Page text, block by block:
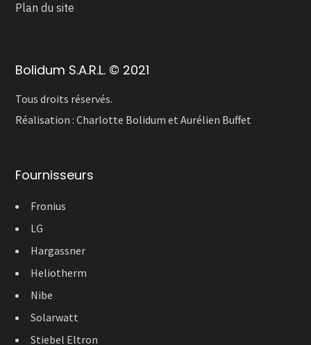
Plan du site
Bolidum S.A.R.L. © 2021
Tous droits réservés.
Réalisation :Charlotte Bolidum etAurélien Buffet
Fournisseurs
Fronius
LG
Hargassner
Heliotherm
Nibe
Solarwatt
Stiebel Eltron